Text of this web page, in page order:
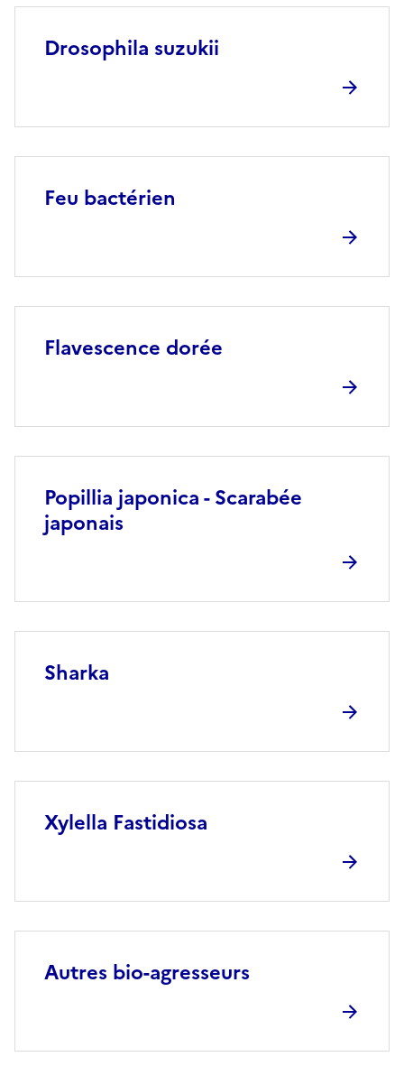
Drosophila suzukii
Feu bactérien
Flavescence dorée
Popillia japonica - Scarabée
japonais
Sharka
Xylella Fastidiosa
Autres bio-agresseurs